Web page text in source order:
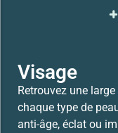
Visage
Retrouvez une
chaque type de
anti-âge, éclat ou